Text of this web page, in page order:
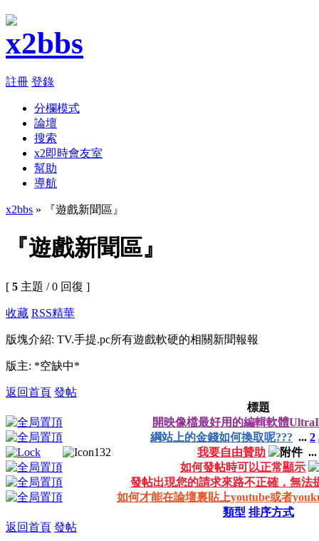
註冊 登錄
分欄模式
論壇
搜索
x2即時會友室
幫助
導航
x2bbs » 『遊戲新聞區』
『遊戲新聞區』
[ 5 主題 / 0 回復 ]
收藏 RSS精華
版塊介紹: TV.手提.pc所有遊戲軟硬的相關新聞報報
版主: *空缺中*
返回首頁 發帖
標題
開映像檔最好用的編輯軟體
綱站上的金錢如何換取呢??? ... 2
我要自由贊助
...
如何發帖時可以正常顯示
發帖出現您的請求來路不正確，無法
如何才能在論壇裏貼上youtube或者
類型 排序方式
返回首頁 發帖